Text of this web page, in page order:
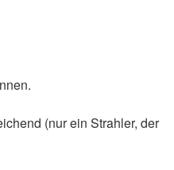
(nur ein Strahler, der